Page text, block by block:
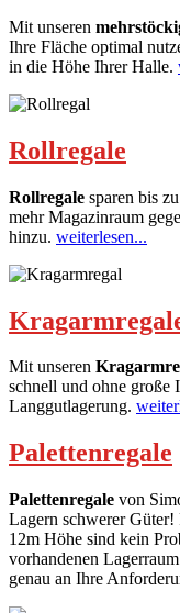
Mit unseren
Ihre Fläche optimal
in die Höhe Ihrer Halle.
Rollregale
Rollregale sparen bis
mehr Magazinraum
hinzu. weiterlesen...
Mit unseren
schnell und ohne
Langgutlagerung.
Palettenregale
Palettenregale von
Lagern schwerer Güter!
12m Höhe sind kein
vorhandenen
genau an Ihre